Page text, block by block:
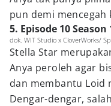
pun demi mencegah
5. Episode 10
dok. WIT Studio x CloverWorks/
Stella Star
Anya peroleh agar
dan membantu Loid
Dengar-dengar,